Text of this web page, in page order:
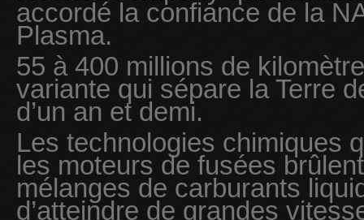
accordé la confiance de la
Plasma.
55 à 400 millions de
variante qui sépare la Terre
d’un an et demi.
Les technologies chimiques
les moteurs de fusées
mélanges de carburants
d’atteindre de grandes